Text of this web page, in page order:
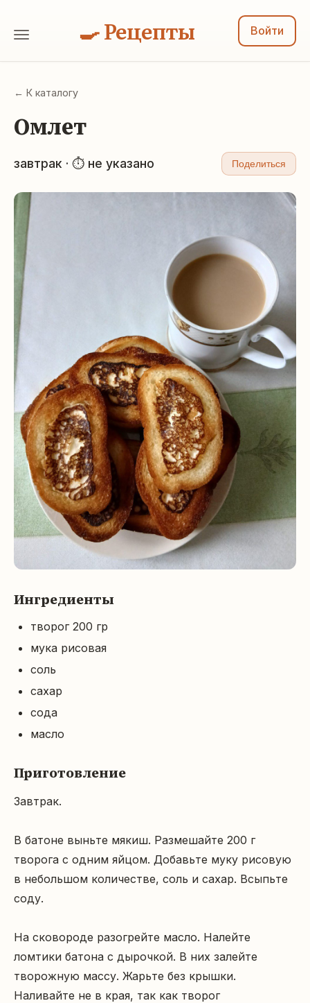
🍳 Рецепты Войти
← К каталогу
Омлет
завтрак · ⏱ не указано Поделиться
Ингредиенты
творог 200 гр
мука рисовая
соль
сахар
сода
масло
Приготовление
Завтрак.
В батоне выньте мякиш. Размешайте 200 г
творога с одним яйцом. Добавьте муку рисовую
в небольшом количестве, соль и сахар. Всыпьте
соду.
На сковороде разогрейте масло. Налейте
ломтики батона с дырочкой. В них залейте
творожную массу. Жарьте без крышки.
Наливайте не в края, так как творог